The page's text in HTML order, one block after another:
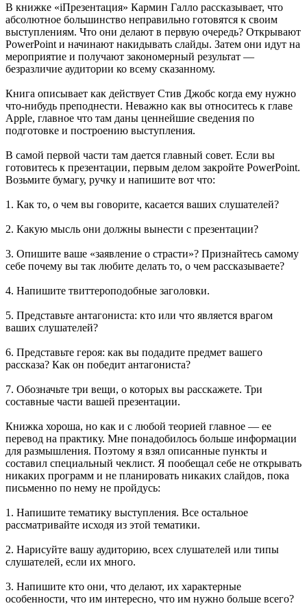
В книжке «iПрезентация» Кармин Галло рассказывает, что
абсолютное большинство неправильно готовятся к своим
выступлениям. Что они делают в первую очередь? Открывают
PowerPoint и начинают накидывать слайды. Затем они идут на
мероприятие и получают закономерный результат —
безразличие аудитории ко всему сказанному.
Книга описывает как действует Стив Джобс когда ему нужно
что-нибудь преподнести. Неважно как вы относитесь к главе
Apple, главное что там даны ценнейшие сведения по
подготовке и построению выступления.
В самой первой части там дается главный совет. Если вы
готовитесь к презентации, первым делом закройте PowerPoint.
Возьмите бумагу, ручку и напишите вот что:
1. Как то, о чем вы говорите, касается ваших слушателей?
2. Какую мысль они должны вынести с презентации?
3. Опишите ваше «заявление о страсти»? Признайтесь самому
себе почему вы так любите делать то, о чем рассказываете?
4. Напишите твиттероподобные заголовки.
5. Представьте антагониста: кто или что является врагом
ваших слушателей?
6. Представьте героя: как вы подадите предмет вашего
рассказа? Как он победит антагониста?
7. Обозначьте три вещи, о которых вы расскажете. Три
составные части вашей презентации.
Книжка хороша, но как и с любой теорией главное — ее
перевод на практику. Мне понадобилось больше информации
для размышления. Поэтому я взял описанные пункты и
составил специальный чеклист. Я пообещал себе не открывать
никаких программ и не планировать никаких слайдов, пока
письменно по нему не пройдусь:
1. Напишите тематику выступления. Все остальное
рассматривайте исходя из этой тематики.
2. Нарисуйте вашу аудиторию, всех слушателей или типы
слушателей, если их много.
3. Напишите кто они, что делают, их характерные
особенности, что им интересно, что им нужно больше всего?